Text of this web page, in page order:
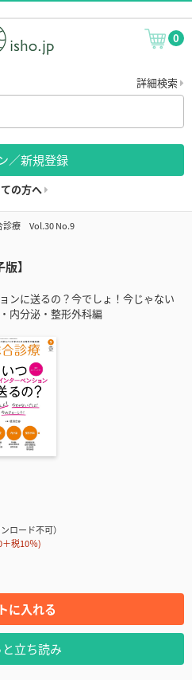
0
詳細検索
／新規登録
の方へ
診療 Vol.30 No.9
】
に送るの？今でしょ！今じゃない
内分泌・整形外科編
ロード不可）
税10％)
に入れる
立ち読み